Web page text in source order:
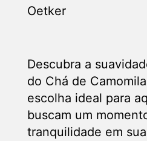
Oetker
Descubra a
do Chá de
escolha ideal para
buscam um
tranquilidade em